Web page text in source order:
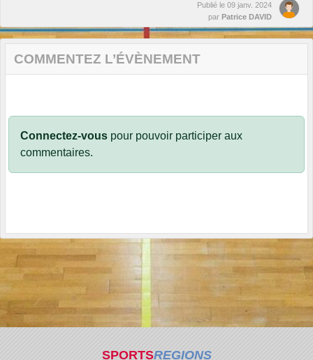
Publié le 09 janv. 2024
par Patrice DAVID
COMMENTEZ L’ÉVÈNEMENT
Connectez-vous pour pouvoir participer aux
commentaires.
SPORTSREGIONS